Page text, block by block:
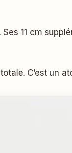
11 cm
C’est un